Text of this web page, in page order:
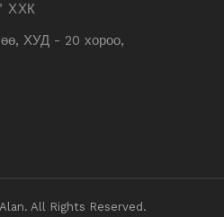
ХХК
ХУД - 20 хороо,
All Rights Reserved.